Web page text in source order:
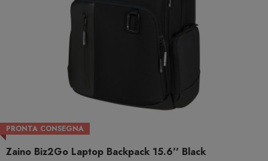
PRONTA CONSEGNA
Zaino Biz2Go Laptop Backpack 15.6'' Black